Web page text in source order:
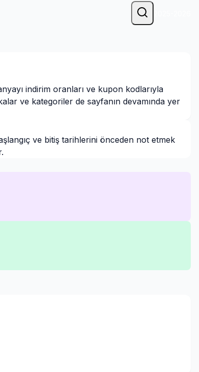
indirim oranları ve kupon kodlarıyla
ve kategoriler de sayfanın devamında yer
ve bitiş tarihlerini önceden not etmek